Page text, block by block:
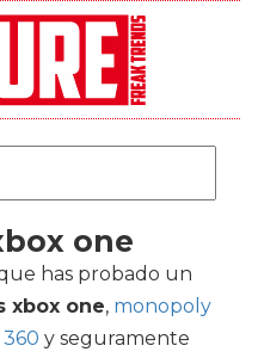
one
has probado un
xbox one, monopoly
y seguramente